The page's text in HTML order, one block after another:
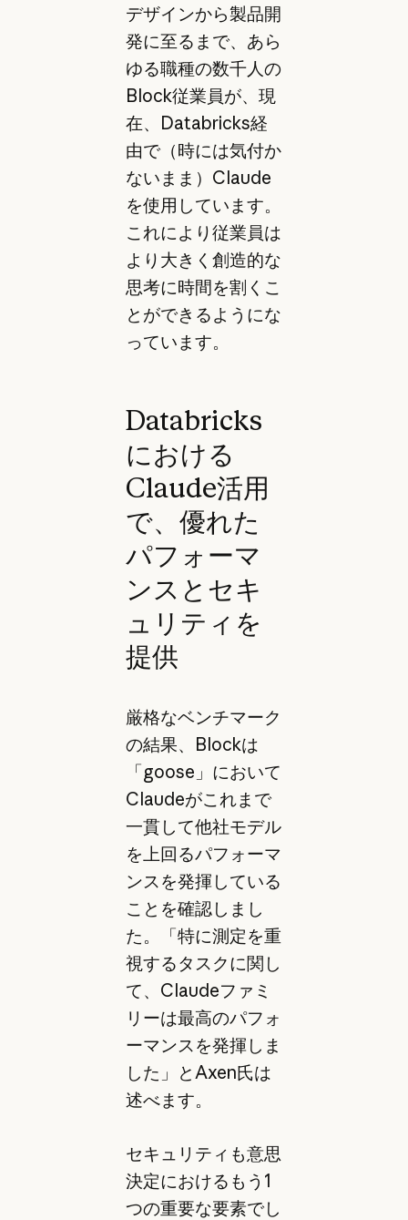
デザインから製品開
発に至るまで、あら
ゆる職種の数千人の
Block従業員が、現
在、Databricks経
由で（時には気付か
ないまま）Claude
を使用しています。
これにより従業員は
より大きく創造的な
思考に時間を割くこ
とができるようにな
っています。
Databricks
における
Claude活用
で、優れた
パフォーマ
ンスとセキ
ュリティを
提供
厳格なベンチマーク
の結果、Blockは
「goose」において
Claudeがこれまで
一貫して他社モデル
を上回るパフォーマ
ンスを発揮している
ことを確認しまし
た。「特に測定を重
視するタスクに関し
て、Claudeファミ
リーは最高のパフォ
ーマンスを発揮しま
した」とAxen氏は
述べます。
セキュリティも意思
決定におけるもう1
つの重要な要素でし